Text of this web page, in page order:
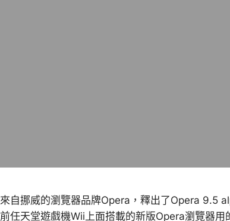
來自挪威的瀏覽器品牌Opera，釋出了Opera 9.5
前任天堂遊戲機Wii上面搭載的新版Opera瀏覽器